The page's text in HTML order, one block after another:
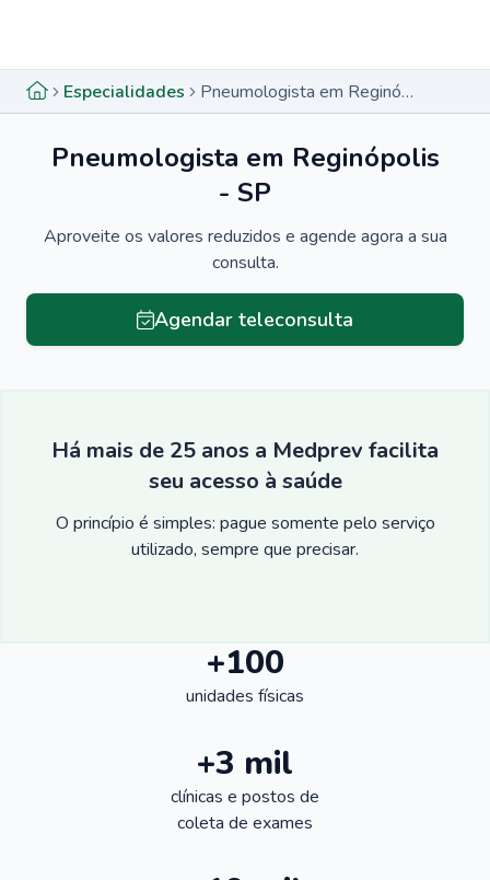
Especialidades Pneumologista em Reginópolis - SP
Pneumologista em Reginópolis
- SP
Aproveite os valores reduzidos e agende agora a sua
consulta.
Agendar teleconsulta
Há mais de 25 anos a Medprev facilita
seu acesso à saúde
O princípio é simples: pague somente pelo serviço
utilizado, sempre que precisar.
+100
unidades físicas
+3 mil
clínicas e postos de
coleta de exames